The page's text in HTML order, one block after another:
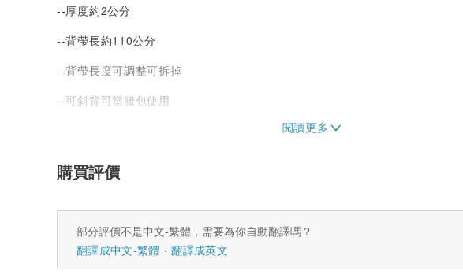
--厚度約2公分
--背帶長約110公分
--背帶長度可調整可拆掉
--可斜背可當腰包使用
購買評價
部分評價不是中文-繁體，需要為你自動翻譯嗎？
翻譯成中文-繁體
翻譯成英文